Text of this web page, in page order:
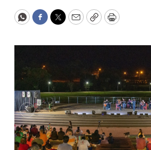
WhatsApp
Facebook
Twitter
EmailCopyPrint